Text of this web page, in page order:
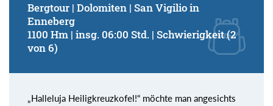
Bergtour | Dolomiten | San Vigilio in
Enneberg
1100 Hm | insg. 06:00 Std. | Schwierigkeit (2
von 6)
„Halleluja Heiligkreuzkofel!“ möchte man angesichts